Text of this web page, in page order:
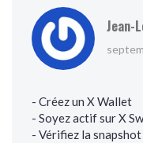
Jean-
- Créez un X Wallet
- Soyez actif sur X
- Vérifiez la snapshot